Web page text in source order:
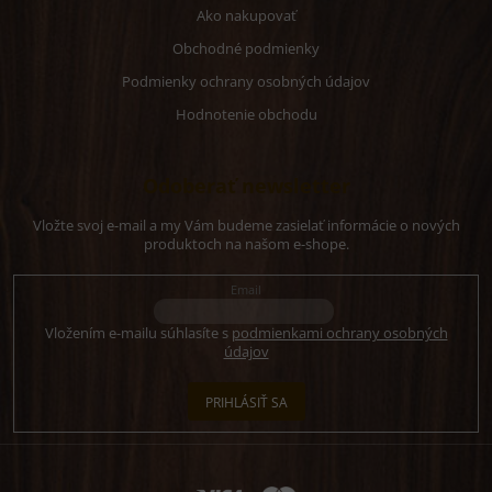
Ako nakupovať
Obchodné podmienky
Podmienky ochrany osobných údajov
Hodnotenie obchodu
Vložte svoj e-mail a my Vám budeme zasielať informácie o nových
produktoch na našom e-shope.
Email
Vložením e-mailu súhlasíte s podmienkami ochrany osobných
údajov
PRIHLÁSIŤ SA